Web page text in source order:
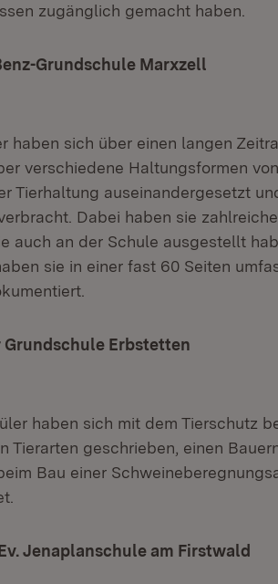
zugänglich gemacht haben.
Grundschule Marxzell
haben sich über einen langen
verschiedene Haltungsformen
Tierhaltung auseinandergesetzt
Dabei haben sie
auch an der Schule ausgestellt
sie in einer fast 60 Seiten
Grundschule Erbstetten
haben sich mit dem Tierschutz
Tierarten geschrieben, einen
Bau einer
Jenaplanschule am Firstwald